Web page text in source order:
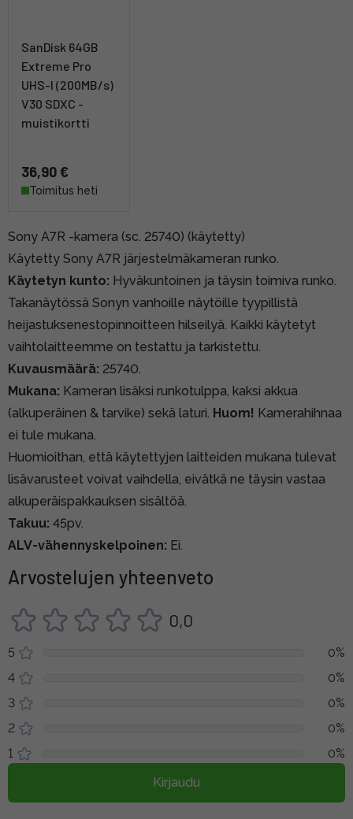
SanDisk 64GB
Extreme Pro
UHS-I (200MB/s)
V30 SDXC -
muistikortti
36,90 €
Toimitus heti
Sony A7R -kamera (sc. 25740) (käytetty)
Käytetty Sony A7R järjestelmäkameran runko.
Käytetyn kunto: Hyväkuntoinen ja täysin toimiva runko.
Takanäytössä Sonyn vanhoille näytöille tyypillistä
heijastuksenestopinnoitteen hilseilyä. Kaikki käytetyt
vaihtolaitteemme on testattu ja tarkistettu.
Kuvausmäärä: 25740.
Mukana: Kameran lisäksi runkotulppa, kaksi akkua
(alkuperäinen & tarvike) sekä laturi. Huom! Kamerahihnaa
ei tule mukana.
Huomioithan, että käytettyjen laitteiden mukana tulevat
lisävarusteet voivat vaihdella, eivätkä ne täysin vastaa
alkuperäispakkauksen sisältöä.
Takuu: 45pv.
ALV-vähennyskelpoinen: Ei.
Arvostelujen yhteenveto
0,0
5
0%
4
0%
3
0%
2
0%
1
0%
Kirjaudu